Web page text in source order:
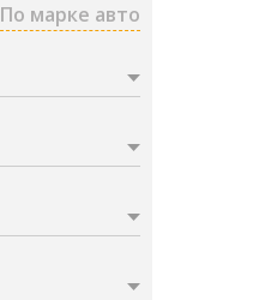
По марке авто